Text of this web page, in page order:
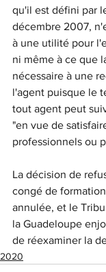
qu'il est défini par
décembre 2007,
à une utilité pour
ni même à ce que
nécessaire à une
l'agent puisque le
tout agent peut
"en vue de
professionnels ou
La décision de
congé de
annulée, et le
la Guadeloupe
de réexaminer la
2020